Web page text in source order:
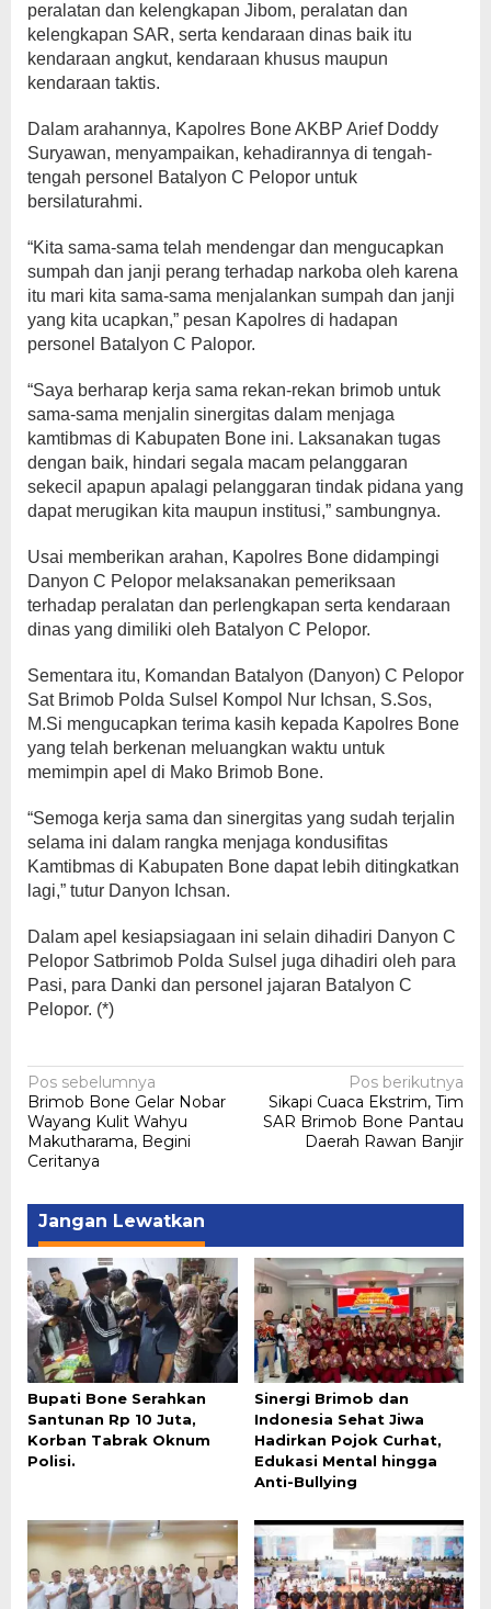
peralatan dan kelengkapan Jibom, peralatan dan
kelengkapan SAR, serta kendaraan dinas baik itu
kendaraan angkut, kendaraan khusus maupun
kendaraan taktis.
Dalam arahannya, Kapolres Bone AKBP Arief Doddy
Suryawan, menyampaikan, kehadirannya di tengah-
tengah personel Batalyon C Pelopor untuk
bersilaturahmi.
“Kita sama-sama telah mendengar dan mengucapkan
sumpah dan janji perang terhadap narkoba oleh karena
itu mari kita sama-sama menjalankan sumpah dan janji
yang kita ucapkan,” pesan Kapolres di hadapan
personel Batalyon C Palopor.
“Saya berharap kerja sama rekan-rekan brimob untuk
sama-sama menjalin sinergitas dalam menjaga
kamtibmas di Kabupaten Bone ini. Laksanakan tugas
dengan baik, hindari segala macam pelanggaran
sekecil apapun apalagi pelanggaran tindak pidana yang
dapat merugikan kita maupun institusi,” sambungnya.
Usai memberikan arahan, Kapolres Bone didampingi
Danyon C Pelopor melaksanakan pemeriksaan
terhadap peralatan dan perlengkapan serta kendaraan
dinas yang dimiliki oleh Batalyon C Pelopor.
Sementara itu, Komandan Batalyon (Danyon) C Pelopor
Sat Brimob Polda Sulsel Kompol Nur Ichsan, S.Sos,
M.Si mengucapkan terima kasih kepada Kapolres Bone
yang telah berkenan meluangkan waktu untuk
memimpin apel di Mako Brimob Bone.
“Semoga kerja sama dan sinergitas yang sudah terjalin
selama ini dalam rangka menjaga kondusifitas
Kamtibmas di Kabupaten Bone dapat lebih ditingkatkan
lagi,” tutur Danyon Ichsan.
Dalam apel kesiapsiagaan ini selain dihadiri Danyon C
Pelopor Satbrimob Polda Sulsel juga dihadiri oleh para
Pasi, para Danki dan personel jajaran Batalyon C
Pelopor. (*)
Navigasi
pos
Pos sebelumnya
Brimob Bone Gelar Nobar
Wayang Kulit Wahyu
Makutharama, Begini
Ceritanya
Pos berikutnya
Sikapi Cuaca Ekstrim, Tim
SAR Brimob Bone Pantau
Daerah Rawan Banjir
Jangan Lewatkan
Bupati Bone Serahkan
Santunan Rp 10 Juta,
Korban Tabrak Oknum
Polisi.
Sinergi Brimob dan
Indonesia Sehat Jiwa
Hadirkan Pojok Curhat,
Edukasi Mental hingga
Anti-Bullying